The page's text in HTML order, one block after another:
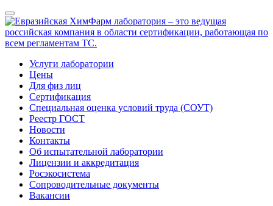
Услуги лаборатории
Цены
Для физ лиц
Сертификация
Специальная оценка условий труда (СОУТ)
Реестр ГОСТ
Новости
Контакты
Об испытательной лаборатории
Лицензии и аккредитация
Росэкосистема
Сопроводительные документы
Вакансии